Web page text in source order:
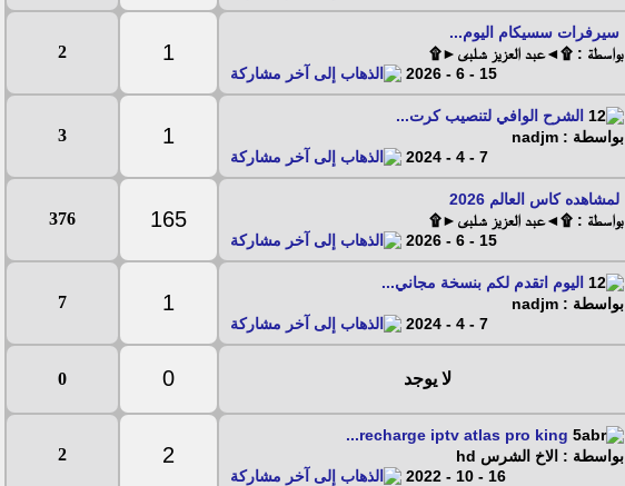
سيرفرات سسيكام اليوم...
بواسطة : ۩◄عبد العزيز شلبى►۩
15 - 6 - 2026
1
2
الشرح الوافي لتنصيب كرت...
بواسطة : nadjm
7 - 4 - 2024
1
3
لمشاهده كاس العالم 2026
بواسطة : ۩◄عبد العزيز شلبى►۩
15 - 6 - 2026
165
376
اليوم اتقدم لكم بنسخة مجاني...
بواسطة : nadjm
7 - 4 - 2024
1
7
لا يوجد 0
0
recharge iptv atlas pro king...
بواسطة : الاخ الشرس hd
16 - 10 - 2022
2
2